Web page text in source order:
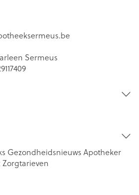
Sermeus
Gezondheidsnieuws Apotheker
Zorgtarieven